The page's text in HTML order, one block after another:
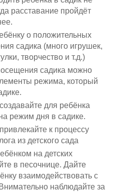
расставание пройдёт
о положительных
садика (много игрушек,
творчество и т.д.)
садика можно
режима, который
для ребёнка
режим дня в садике.
к процессу
из детского сада
на детских
в песочнице. Дайте
взаимодействовать с
наблюдайте за